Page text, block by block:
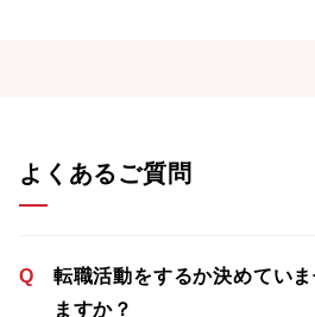
よくあるご質問
Q
転職活動をするか決めてい
ますか？